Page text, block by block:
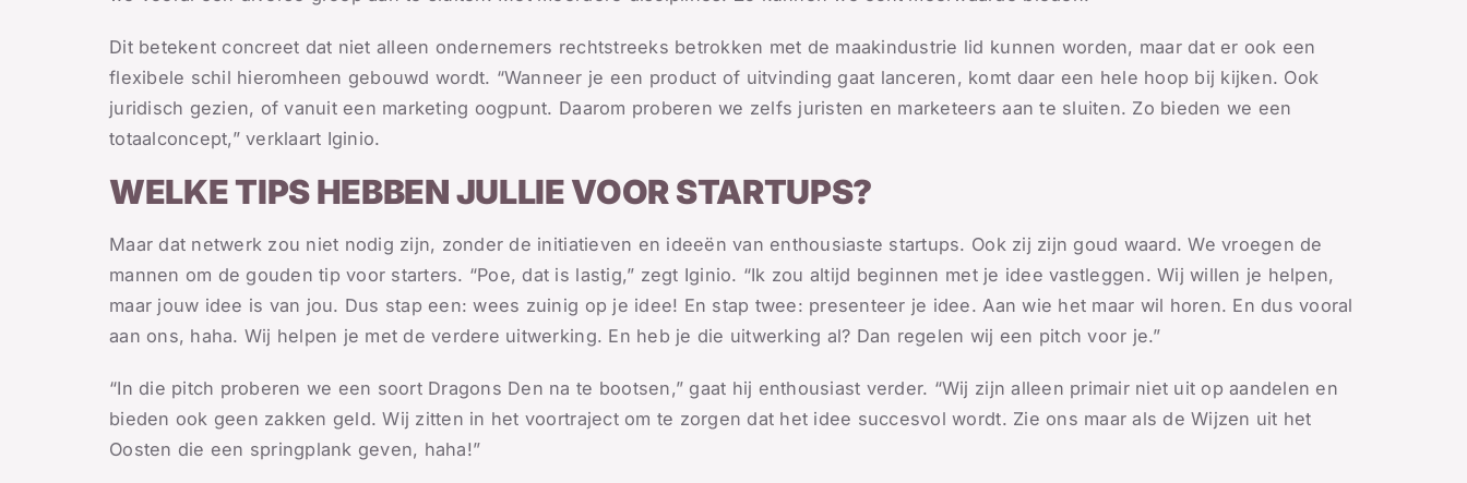
Dit betekent concreet dat niet alleen ondernemers rechtstreeks betrokken met de maakindustrie lid kunnen worden, maar dat er ook een
flexibele schil hieromheen gebouwd wordt. “Wanneer je een product of uitvinding gaat lanceren, komt daar een hele hoop bij kijken. Ook
juridisch gezien, of vanuit een marketing oogpunt. Daarom proberen we zelfs juristen en marketeers aan te sluiten. Zo bieden we een
totaalconcept,” verklaart Iginio.
WELKE TIPS HEBBEN JULLIE VOOR STARTUPS?
Maar dat netwerk zou niet nodig zijn, zonder de initiatieven en ideeën van enthousiaste startups. Ook zij zijn goud waard. We vroegen de
mannen om de gouden tip voor starters. “Poe, dat is lastig,” zegt Iginio. “Ik zou altijd beginnen met je idee vastleggen. Wij willen je helpen,
maar jouw idee is van jou. Dus stap een: wees zuinig op je idee! En stap twee: presenteer je idee. Aan wie het maar wil horen. En dus vooral
aan ons, haha. Wij helpen je met de verdere uitwerking. En heb je die uitwerking al? Dan regelen wij een pitch voor je.”
“In die pitch proberen we een soort Dragons Den na te bootsen,” gaat hij enthousiast verder. “Wij zijn alleen primair niet uit op aandelen en
bieden ook geen zakken geld. Wij zitten in het voortraject om te zorgen dat het idee succesvol wordt. Zie ons maar als de Wijzen uit het
Oosten die een springplank geven, haha!”